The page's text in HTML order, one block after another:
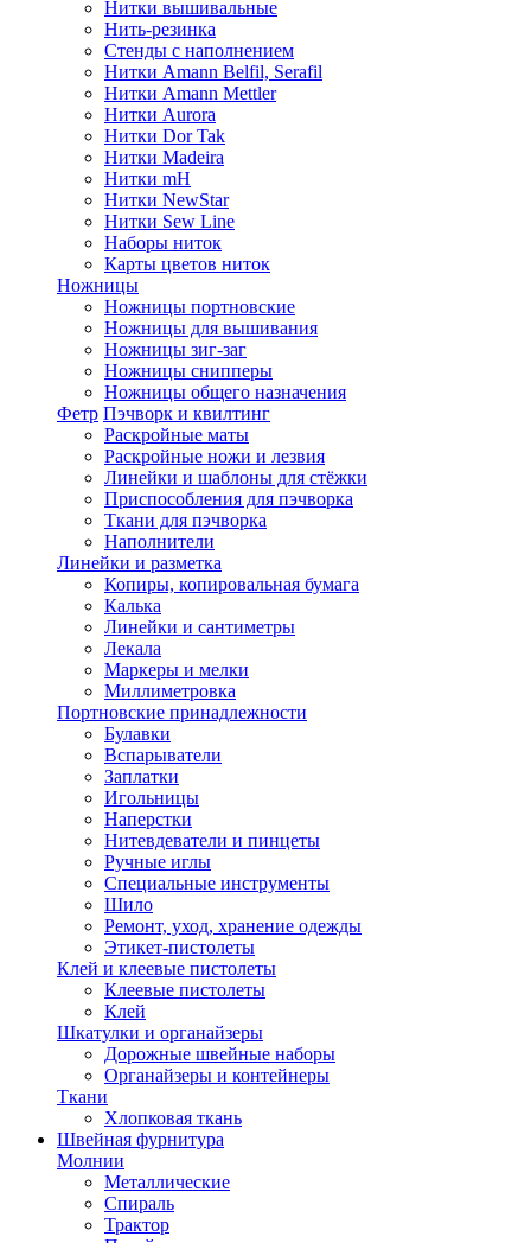
Нитки вышивальные
Нить-резинка
Стенды с наполнением
Нитки Amann Belfil, Serafil
Нитки Amann Mettler
Нитки Aurora
Нитки Dor Tak
Нитки Madeira
Нитки mH
Нитки NewStar
Нитки Sew Line
Наборы ниток
Карты цветов ниток
Ножницы
Ножницы портновские
Ножницы для вышивания
Ножницы зиг-заг
Ножницы снипперы
Ножницы общего назначения
Фетр Пэчворк и квилтинг
Раскройные маты
Раскройные ножи и лезвия
Линейки и шаблоны для стёжки
Приспособления для пэчворка
Ткани для пэчворка
Наполнители
Линейки и разметка
Копиры, копировальная бумага
Калька
Линейки и сантиметры
Лекала
Маркеры и мелки
Миллиметровка
Портновские принадлежности
Булавки
Вспарыватели
Заплатки
Игольницы
Наперстки
Нитевдеватели и пинцеты
Ручные иглы
Специальные инструменты
Шило
Ремонт, уход, хранение одежды
Этикет-пистолеты
Клей и клеевые пистолеты
Клеевые пистолеты
Клей
Шкатулки и органайзеры
Дорожные швейные наборы
Органайзеры и контейнеры
Ткани
Хлопковая ткань
Швейная фурнитура
Молнии
Металлические
Спираль
Трактор